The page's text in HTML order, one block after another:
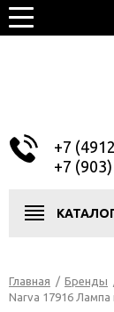
+7
+7
Главная / Бренды
Narva 17916 Лампа